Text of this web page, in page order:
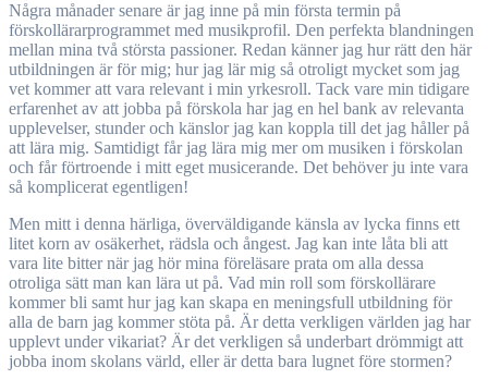
Några månader senare är jag inne på min första termin på
förskollärarprogrammet med musikprofil. Den perfekta blandningen
mellan mina två största passioner. Redan känner jag hur rätt den här
utbildningen är för mig; hur jag lär mig så otroligt mycket som jag
vet kommer att vara relevant i min yrkesroll. Tack vare min tidigare
erfarenhet av att jobba på förskola har jag en hel bank av relevanta
upplevelser, stunder och känslor jag kan koppla till det jag håller på
att lära mig. Samtidigt får jag lära mig mer om musiken i förskolan
och får förtroende i mitt eget musicerande. Det behöver ju inte vara
så komplicerat egentligen!
Men mitt i denna härliga, överväldigande känsla av lycka finns ett
litet korn av osäkerhet, rädsla och ångest. Jag kan inte låta bli att
vara lite bitter när jag hör mina föreläsare prata om alla dessa
otroliga sätt man kan lära ut på. Vad min roll som förskollärare
kommer bli samt hur jag kan skapa en meningsfull utbildning för
alla de barn jag kommer stöta på. Är detta verkligen världen jag har
upplevt under vikariat? Är det verkligen så underbart drömmigt att
jobba inom skolans värld, eller är detta bara lugnet före stormen?